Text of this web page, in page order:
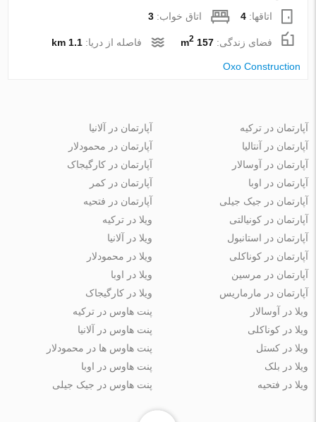
اتاقها:4 اتاق خواب:3
فضای زندگی:157 m
2 فاصله از دریا:1.1 km
Oxo Construction
آپارتمان در ترکیه
آپارتمان در آنتالیا
آپارتمان در آوسالار
آپارتمان در اوبا
آپارتمان در جیک جیلی
آپارتمان در آلانیا
آپارتمان در محمودلار
آپارتمان در کارگیجاک
آپارتمان در کمر
آپارتمان در فتحیه
آپارتمان در کونیالتی
آپارتمان در استانبول
آپارتمان در کوناکلی
آپارتمان در مرسین
آپارتمان در مارماریس
ویلا در ترکیه
ویلا در آلانیا
ویلا در محمودلار
ویلا در اوبا
ویلا در کارگیجاک
ویلا در آوسالار
ویلا در کوناکلی
ویلا در کستل
ویلا در بلک
ویلا در فتحیه
پنت هاوس در ترکیه
پنت هاوس در آلانیا
پنت هاوس ها در محمودلار
پنت هاوس در اوبا
پنت هاوس در جیک جیلی